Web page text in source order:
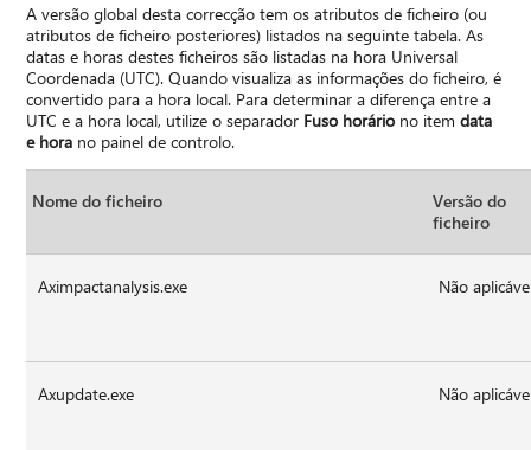
A versão global desta correcção tem os atributos de ficheiro (ou
atributos de ficheiro posteriores) listados na seguinte tabela. As
datas e horas destes ficheiros são listadas na hora Universal
Coordenada (UTC). Quando visualiza as informações do ficheiro, é
convertido para a hora local. Para determinar a diferença entre a
UTC e a hora local, utilize o separador Fuso horário no itemdata
e hora no painel de controlo.
Nome do ficheiro
Versão do
ficheiro
Aximpactanalysis.exe Não
Axupdate.exe Não